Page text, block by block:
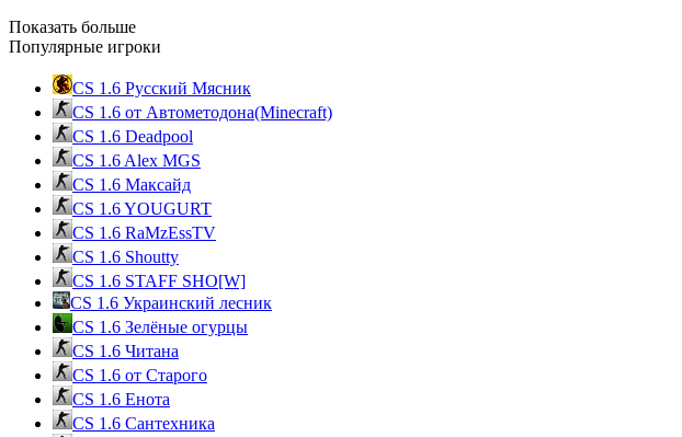
Показать больше
Популярные игроки
CS 1.6 Русский Мясник
CS 1.6 от Автометодона(Minecraft)
CS 1.6 Deadpool
CS 1.6 Alex MGS
CS 1.6 Максайд
CS 1.6 YOUGURT
CS 1.6 RaMzEssTV
CS 1.6 Shoutty
CS 1.6 STAFF SHO[W]
CS 1.6 Украинский лесник
CS 1.6 Зелёные огурцы
CS 1.6 Читана
CS 1.6 от Cтарого
CS 1.6 Енота
CS 1.6 Сантехника